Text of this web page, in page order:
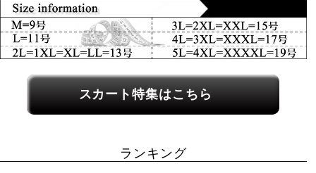
関連カテゴリーへのリンク
スカート特集はこちら
ランキング